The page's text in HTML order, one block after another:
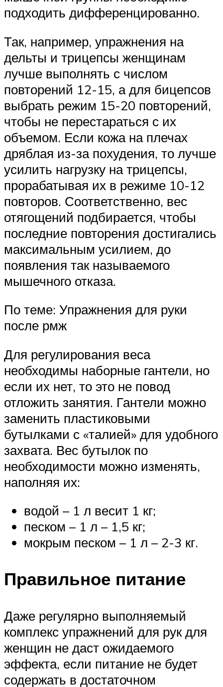
подходить дифференцированно.
Так, например, упражнения на
дельты и трицепсы женщинам
лучше выполнять с числом
повторений 12-15, а для бицепсов
выбрать режим 15-20 повторений,
чтобы не перестараться с их
объемом. Если кожа на плечах
дряблая из-за похудения, то лучше
усилить нагрузку на трицепсы,
прорабатывая их в режиме 10-12
повторов. Соответственно, вес
отягощений подбирается, чтобы
последние повторения достигались
максимальным усилием, до
появления так называемого
мышечного отказа.
По теме: Упражнения для руки
после рмж
Для регулирования веса
необходимы наборные гантели, но
если их нет, то это не повод
отложить занятия. Гантели можно
заменить пластиковыми
бутылками с «талией» для удобного
захвата. Вес бутылок по
необходимости можно изменять,
наполняя их:
водой – 1 л весит 1 кг;
песком – 1 л – 1,5 кг;
мокрым песком – 1 л – 2-3 кг.
Правильное питание
Даже регулярно выполняемый
комплекс упражнений для рук для
женщин не даст ожидаемого
эффекта, если питание не будет
содержать в достаточном